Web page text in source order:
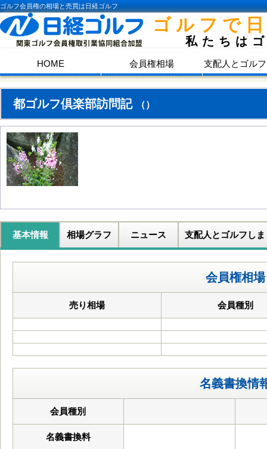
ゴルフ会員権の相場と売買は日経ゴルフ
ゴルフで
私たちは
HOME 会員権相場 支配人とゴル
都ゴルフ倶楽部訪問記 （）
基本情報 相場グラフ ニュース 支配人とゴルフしま
会員権相場
売り相場 会員種別
名義書換情
会員種別
名義書換料